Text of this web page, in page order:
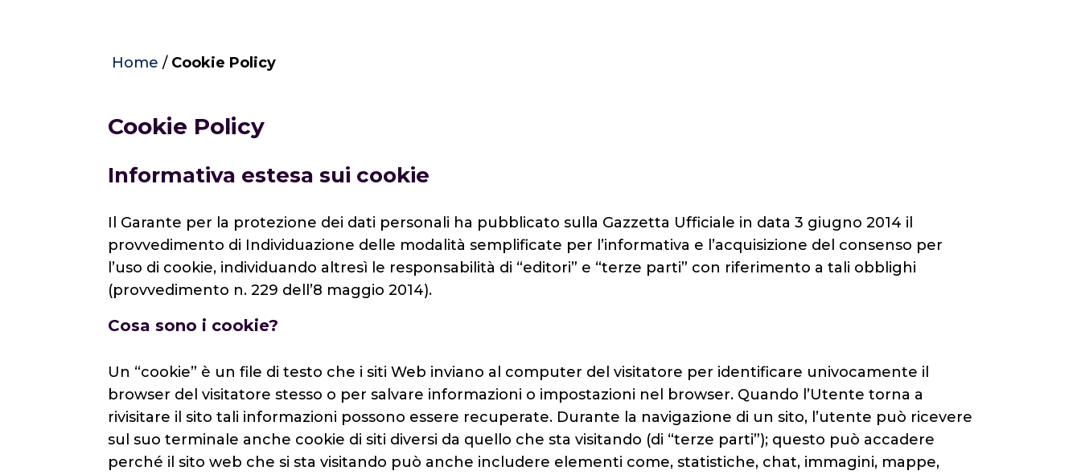
Home / Cookie Policy
Cookie Policy
Informativa estesa sui cookie
Il Garante per la protezione dei dati personali ha pubblicato sulla Gazzetta Ufficiale in data 3 giugno 2014 il
provvedimento di Individuazione delle modalità semplificate per l’informativa e l’acquisizione del consenso per
l’uso di cookie, individuando altresì le responsabilità di “editori” e “terze parti” con riferimento a tali obblighi
(provvedimento n. 229 dell’8 maggio 2014).
Cosa sono i cookie?
Un “cookie” è un file di testo che i siti Web inviano al computer del visitatore per identificare univocamente il
browser del visitatore stesso o per salvare informazioni o impostazioni nel browser. Quando l’Utente torna a
rivisitare il sito tali informazioni possono essere recuperate. Durante la navigazione di un sito, l’utente può ricevere
sul suo terminale anche cookie di siti diversi da quello che sta visitando (di “terze parti”); questo può accadere
perché il sito web che si sta visitando può anche includere elementi come, statistiche, chat, immagini, mappe,